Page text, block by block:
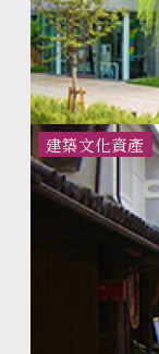
建築文化資產